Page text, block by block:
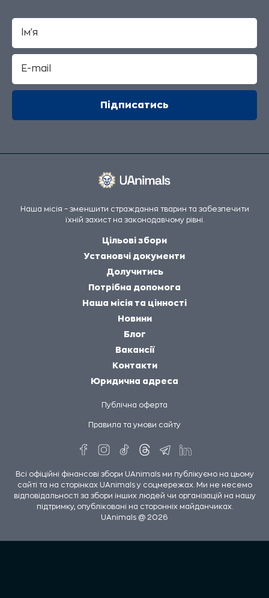
Наша місія – зменшити страждання тварин та забезпечити
їхній захист на законодавчому рівні.
Цільові збори
Установчі документи
Долучитись
Потрібна допомога
Наша місія та цінності
Новини
Блог
Вакансії
Контакти
Юридична адреса
Публічна оферта
Правила та умови сайту
Всі офіційні фінансові збори UAnimals ми публікуємо на цьому
сайті та на сторінках UAnimals у соцмережах. Ми не несемо
відповідальності за збори інших людей чи організацій на нашу
підтримку, опубліковані на сторонніх майданчиках.
UAnimals @ 2026